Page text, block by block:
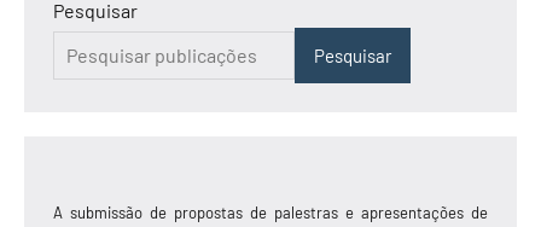
Pesquisar
Pesquisar
A submissão de propostas de palestras e apresentações de